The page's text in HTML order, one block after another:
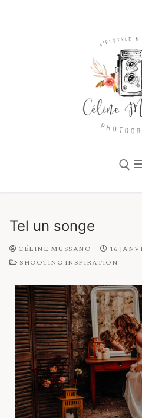
Accueil
Familles
Mariages
Elopements
Portraits
À Propos
Tel un songe
CÉLINE MUSSANO
16
SHOOTING INSPIRATION